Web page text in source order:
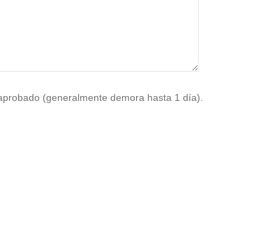
(generalmente demora hasta 1 día).